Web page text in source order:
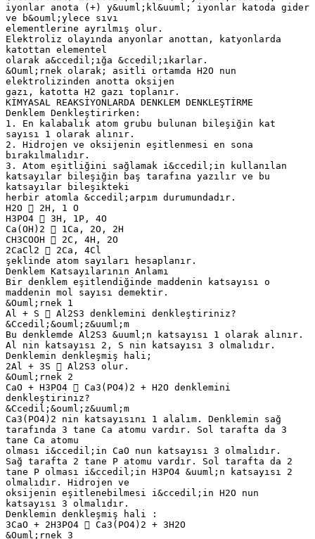
iyonlar anota (+) y&uuml;kl&uuml; iyonlar katoda gider
ve b&ouml;ylece sıvı
elementlerine ayrılmış olur.
Elektroliz olayında anyonlar anottan, katyonlarda
katottan elementel
olarak a&ccedil;ığa &ccedil;ıkarlar.
&Ouml;rnek olarak; asitli ortamda H2O nun
elektrolizinden anotta oksijen
gazı, katotta H2 gazı toplanır.
KİMYASAL REAKSİYONLARDA DENKLEM DENKLEŞTİRME
Denklem Denkleştirirken:
1. En kalabalık atom grubu bulunan bileşiğin kat
sayısı 1 olarak alınır.
2. Hidrojen ve oksijenin eşitlenmesi en sona
bırakılmalıdır.
3. Atom eşitliğini sağlamak i&ccedil;in kullanılan
katsayılar bileşiğin baş tarafına yazılır ve bu
katsayılar bileşikteki
herbir atomla &ccedil;arpım durumundadır.
H2O  2H, 1 O
H3PO4  3H, 1P, 4O
Ca(OH)2  1Ca, 2O, 2H
CH3COOH  2C, 4H, 2O
2CaCl2  2Ca, 4Cl
şeklinde atom sayıları hesaplanır.
Denklem Katsayılarının Anlamı
Bir denklem eşitlendiğinde maddenin katsayısı o
maddenin mol sayısı demektir.
&Ouml;rnek 1
Al + S  Al2S3 denklemini denkleştiriniz?
&Ccedil;&ouml;z&uuml;m
Bu denklemde Al2S3 &uuml;n katsayısı 1 olarak alınır.
Al nin katsayısı 2, S nin katsayısı 3 olmalıdır.
Denklemin denkleşmiş hali;
2Al + 3S  Al2S3 olur.
&Ouml;rnek 2
CaO + H3PO4  Ca3(PO4)2 + H2O denklemini
denkleştiriniz?
&Ccedil;&ouml;z&uuml;m
Ca3(PO4)2 nin katsayısını 1 alalım. Denklemin sağ
tarafında 3 tane Ca atomu vardır. Sol tarafta da 3
tane Ca atomu
olması i&ccedil;in CaO nun katsayısı 3 olmalıdır.
Sağ tarafta 2 tane P atomu vardır. Sol tarafta da 2
tane P olması i&ccedil;in H3PO4 &uuml;n katsayısı 2
olmalıdır. Hidrojen ve
oksijenin eşitlenebilmesi i&ccedil;in H2O nun
katsayısı 3 olmalıdır.
Denklemin denkleşmiş hali :
3CaO + 2H3PO4  Ca3(PO4)2 + 3H2O
&Ouml;rnek 3